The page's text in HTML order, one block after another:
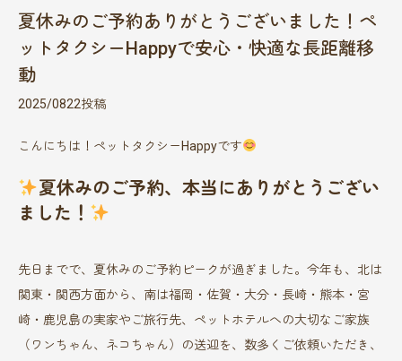
夏休みのご予約ありがとうございました！ペ
ットタクシーHappyで安心・快適な長距離移
動
2025/0822投稿
こんにちは！ペットタクシーHappyです
夏休みのご予約、本当にありがとうござい
ました！
先日までで、夏休みのご予約ピークが過ぎました。今年も、北は
関東・関西方面から、南は福岡・佐賀・大分・長崎・熊本・宮
崎・鹿児島の実家やご旅行先、ペットホテルへの大切なご家族
（ワンちゃん、ネコちゃん）の送迎を、数多くご依頼いただき、